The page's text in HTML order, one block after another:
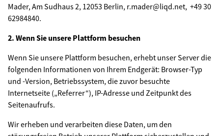
Mader, Am Sudhaus 2, 12053 Berlin, r.mader@liqd.net, +49 30
62984840.
2. Wenn Sie unsere Plattform besuchen
Wenn Sie unsere Plattform besuchen, erhebt unser Server die
folgenden Informationen von Ihrem Endgerät: Browser-Typ
und -Version, Betriebssystem, die zuvor besuchte
Internetseite („Referrer“), IP-Adresse und Zeitpunkt des
Seitenaufrufs.
Wir erheben und verarbeiten diese Daten, um den